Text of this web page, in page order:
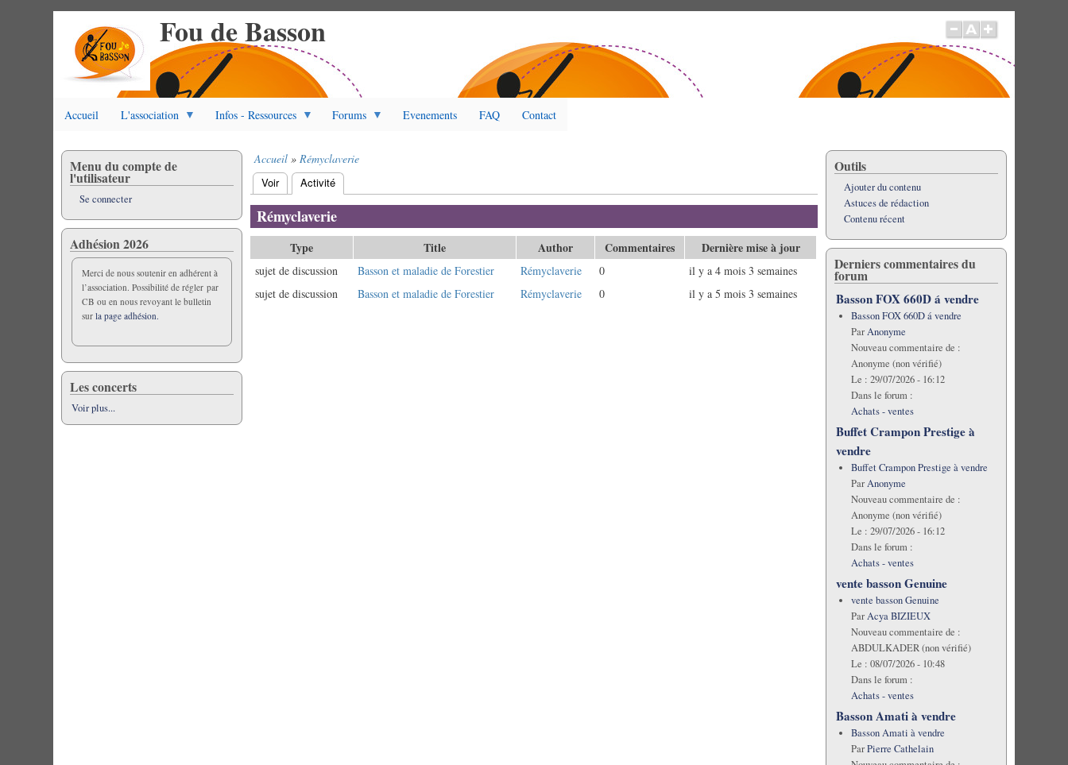
Fou de Basson
Accueil L'association Infos - Ressources Forums Evenements FAQ Contact
Fil
d'Ariane
Accueil Rémyclaverie
Onglets
principaux
Voir Activité
Rémyclaverie
Type Title Author Commentaires Dernière mise à jour
sujet de discussion Basson et maladie de Forestier Rémyclaverie 0
il y a 4 mois 3 semaines
sujet de discussion
Basson et maladie de Forestier Rémyclaverie 0 il y a 5 mois 3 semaines
Menu du compte de
l'utilisateur
Se connecter
Adhésion 2026
Merci de nous soutenir en adhérent à
l’association. Possibilité de régler par
CB ou en nous revoyant le bulletin
surla page adhésion.
Les concerts
Voir plus...
Outils
Ajouter du contenu
Astuces de rédaction
Contenu récent
Derniers commentaires du
forum
Basson FOX 660D á vendre
Basson FOX 660D á vendre
ParAnonyme
Nouveau commentaire de :
Anonyme (non vérifié)
Le : 29/07/2026 - 16:12
Dans le forum :
Achats - ventes
Buffet Crampon Prestige à
vendre
Buffet Crampon Prestige à vendre
ParAnonyme
Nouveau commentaire de :
Anonyme (non vérifié)
Le : 29/07/2026 - 16:12
Dans le forum :
Achats - ventes
vente basson Genuine
vente basson Genuine
ParAcya BIZIEUX
Nouveau commentaire de :
ABDULKADER (non vérifié)
Le : 08/07/2026 - 10:48
Dans le forum :
Achats - ventes
Basson Amati à vendre
Basson Amati à vendre
ParPierre Cathelain